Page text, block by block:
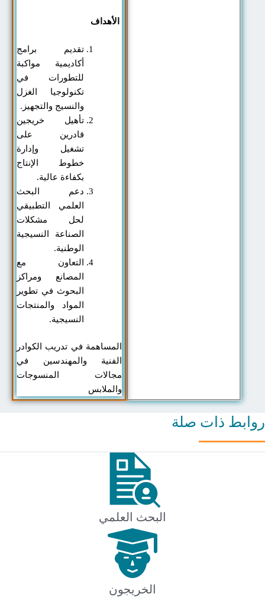
الأهداف
تقديم برامج
أكاديمية مواكبة
للتطورات في
تكنولوجيا الغزل
والنسيج والتجهيز.
تأهيل خريجين
قادرين على
تشغيل وإدارة
خطوط الإنتاج
بكفاءة عالية.
دعم البحث
العلمي التطبيقي
لحل مشكلات
الصناعة النسيجية
الوطنية.
التعاون مع
المصانع ومراكز
البحوث في تطوير
المواد والمنتجات
النسيجية.
المساهمة في تدريب الكوادر
الفنية والمهندسين في
مجالات المنسوجات
والملابس
ذات صلة
البحث العلمي
الخريجون